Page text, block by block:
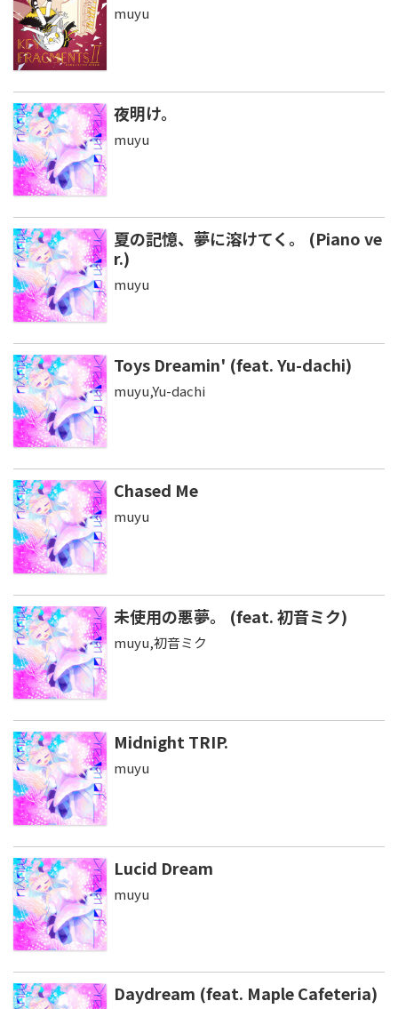
muyu
夜明け。
muyu
夏の記憶、夢に溶けてく。 (Piano ve
r.)
muyu
Toys Dreamin' (feat. Yu-dachi)
muyu,Yu-dachi
Chased Me
muyu
未使用の悪夢。 (feat. 初音ミク)
muyu,初音ミク
Midnight TRIP.
muyu
Lucid Dream
muyu
Daydream (feat. Maple Cafeteria)